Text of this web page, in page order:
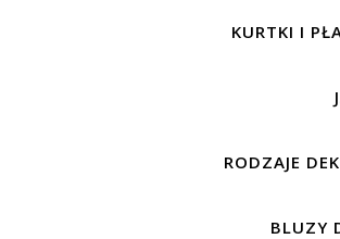
KURTKI I
RODZAJE
BLUZY